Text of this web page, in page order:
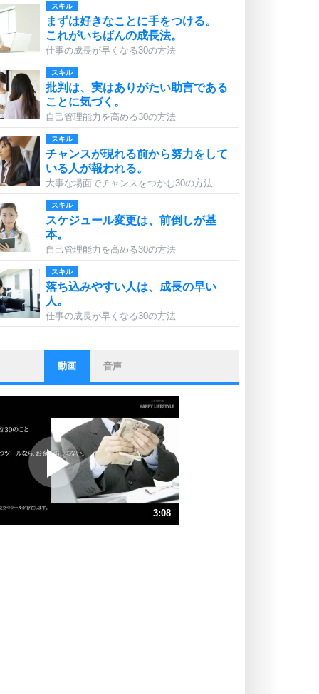
スキル
まずは好きなことに手をつける。
これがいちばんの成長法。
仕事の成長が早くなる30の方法
スキル
批判は、実はありがたい助言である
ことに気づく。
自己管理能力を高める30の方法
スキル
チャンスが現れる前から努力をして
いる人が報われる。
大事な場面でチャンスをつかむ30の方法
スキル
スケジュール変更は、前倒しが基
本。
自己管理能力を高める30の方法
スキル
落ち込みやすい人は、成長の早い
人。
仕事の成長が早くなる30の方法
ストレス対策
他人と比べない。
いっそのこと、他人を見ない。
プラス思考
ポジティブになれない原因は、行動
しないから。
ポジティブ思考になる30の方法
ストレス対策
動画 音声
3:08